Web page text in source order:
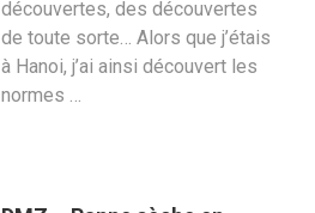
découvertes, des découvertes
de toute sorte… Alors que j’étais
à Hanoi, j’ai ainsi découvert les
normes …